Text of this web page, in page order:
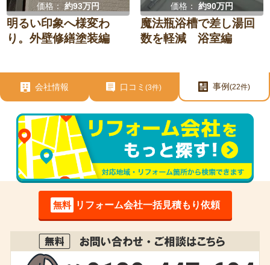
価格：約93万円
明るい印象へ様変わ
り。外壁修繕塗装編
価格： 約90万円
魔法瓶浴槽で差し湯回
数を軽減 浴室編
会社情報 口コミ(3件) 事例 (22件)
無料 リフォーム会社一括見積もり依頼